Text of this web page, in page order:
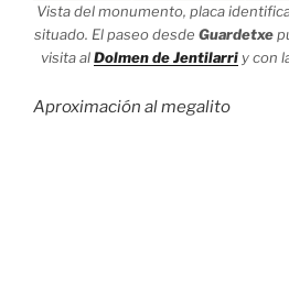
Vista del monumento, placa
situado. El paseo desde Guardetxe
visita alDolmen de Jentilarriy con
Aproximación al megalito